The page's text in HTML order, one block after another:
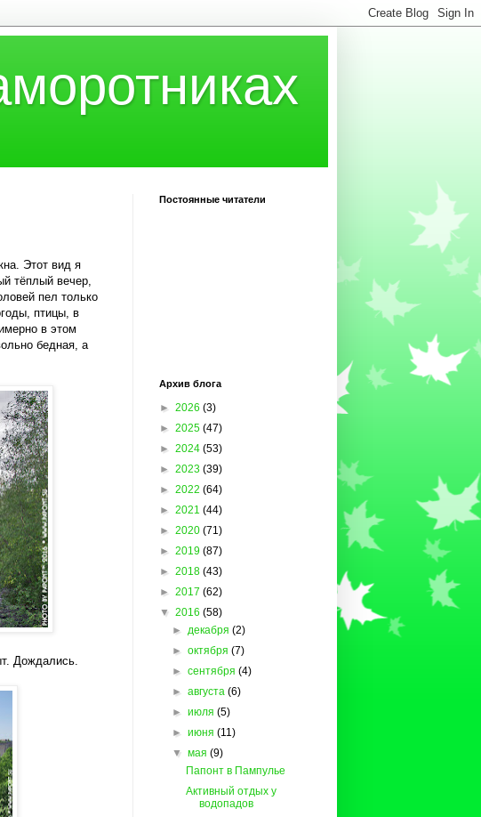
Этот вид я
тёплый вечер,
пел только
птицы, в
в этом
бедная, а
Дождались.
Постоянные читатели
Архив блога
► 2026 (3)
► 2025 (47)
► 2024 (53)
► 2023 (39)
► 2022 (64)
► 2021 (44)
► 2020 (71)
► 2019 (87)
► 2018 (43)
► 2017 (62)
▼ 2016 (58)
►декабря(2)
►октября(7)
►сентября(4)
►августа(6)
►июля(5)
►июня(11)
▼мая(9)
Папонт в Пампулье
Активный отдых у
водопадов